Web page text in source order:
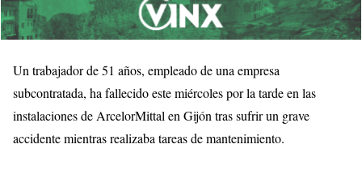
Un trabajador de 51 años, empleado de una empresa
subcontratada, ha fallecido este miércoles por la tarde en las
instalaciones de ArcelorMittal en Gijón tras sufrir un grave
accidente mientras realizaba tareas de mantenimiento.